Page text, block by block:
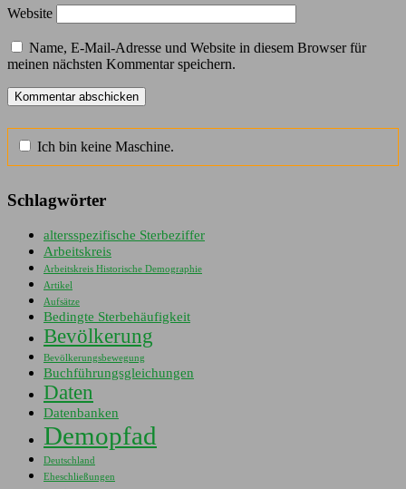
Website
Name, E-Mail-Adresse und Website in diesem Browser für
meinen nächsten Kommentar speichern.
Ich bin keine Maschine.
Schlagwörter
altersspezifische Sterbeziffer
Arbeitskreis
Arbeitskreis Historische Demographie
Artikel
Aufsätze
Bedingte Sterbehäufigkeit
Bevölkerung
Bevölkerungsbewegung
Buchführungsgleichungen
Daten
Datenbanken
Demopfad
Deutschland
Eheschließungen